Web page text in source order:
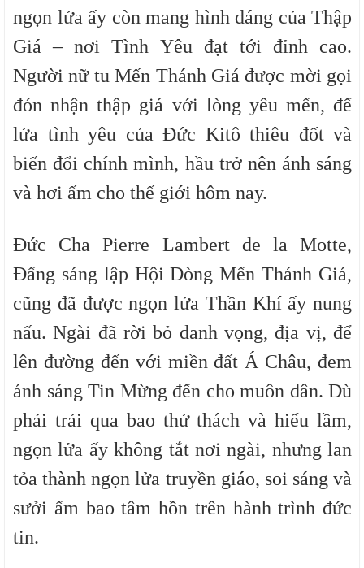
ngọn lửa ấy còn mang hình dáng của Thập
Giá – nơi Tình Yêu đạt tới đỉnh cao.
Người nữ tu Mến Thánh Giá được mời gọi
đón nhận thập giá với lòng yêu mến, để
lửa tình yêu của Đức Kitô thiêu đốt và
biến đổi chính mình, hầu trở nên ánh sáng
và hơi ấm cho thế giới hôm nay.
Đức Cha Pierre Lambert de la Motte,
Đấng sáng lập Hội Dòng Mến Thánh Giá,
cũng đã được ngọn lửa Thần Khí ấy nung
nấu. Ngài đã rời bỏ danh vọng, địa vị, để
lên đường đến với miền đất Á Châu, đem
ánh sáng Tin Mừng đến cho muôn dân. Dù
phải trải qua bao thử thách và hiểu lầm,
ngọn lửa ấy không tắt nơi ngài, nhưng lan
tỏa thành ngọn lửa truyền giáo, soi sáng và
sưởi ấm bao tâm hồn trên hành trình đức
tin.